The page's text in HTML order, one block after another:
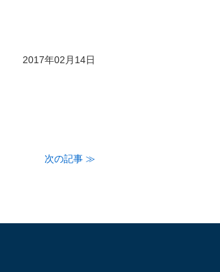
2017年02月14日
次の記事 ≫